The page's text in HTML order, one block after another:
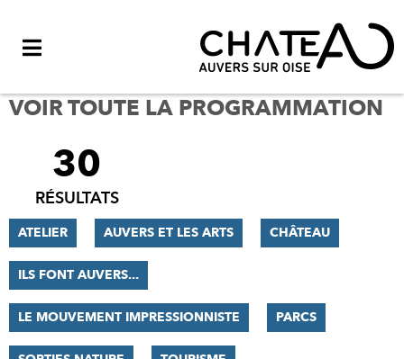
VOIR TOUTE LA PROGRAMMATION
FILTRER
RÉSULTATS
30
RÉSULTATS
ATELIER AUVERS ET LES ARTS CHÂTEAU
ILS FONT AUVERS...
LE MOUVEMENT IMPRESSIONNISTE PARCS